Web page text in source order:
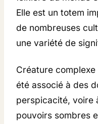
Elle est un totem
de nombreuses
une variété de
Créature
été associé à des
perspicacité, voire
pouvoirs sombres